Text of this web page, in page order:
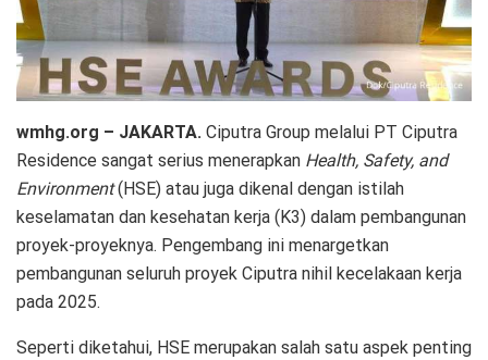
wmhg.org – JAKARTA. Ciputra Group melalui PT Ciputra
Residence sangat serius menerapkan Health, Safety, and
Environment(HSE) atau juga dikenal dengan istilah
keselamatan dan kesehatan kerja (K3) dalam pembangunan
proyek-proyeknya. Pengembang ini menargetkan
pembangunan seluruh proyek Ciputra nihil kecelakaan kerja
pada 2025.
Seperti diketahui, HSE merupakan salah satu aspek penting